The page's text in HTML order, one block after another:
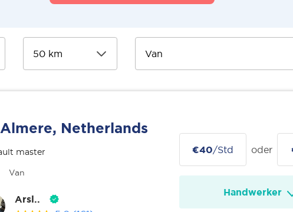
Almere, Netherlands
master
Van
Arsl..
€40/Std oder
Handwerker